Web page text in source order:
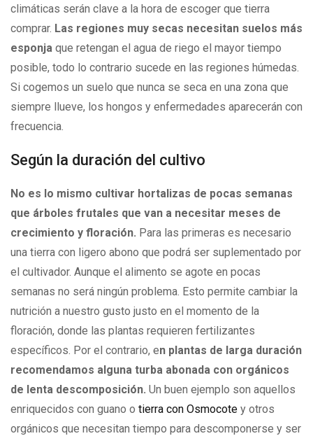
climáticas serán clave a la hora de escoger que tierra
comprar. Las regiones muy secas necesitan suelos más
esponja que retengan el agua de riego el mayor tiempo
posible, todo lo contrario sucede en las regiones húmedas.
Si cogemos un suelo que nunca se seca en una zona que
siempre llueve, los hongos y enfermedades aparecerán con
frecuencia.
Según la duración del cultivo
No es lo mismo cultivar hortalizas de pocas semanas
que árboles frutales que van a necesitar meses de
crecimiento y floración. Para las primeras es necesario
una tierra con ligero abono que podrá ser suplementado por
el cultivador. Aunque el alimento se agote en pocas
semanas no será ningún problema. Esto permite cambiar la
nutrición a nuestro gusto justo en el momento de la
floración, donde las plantas requieren fertilizantes
específicos. Por el contrario, en plantas de larga duración
recomendamos alguna turba abonada con orgánicos
de lenta descomposición. Un buen ejemplo son aquellos
enriquecidos con guano o tierra con Osmocote y otros
orgánicos que necesitan tiempo para descomponerse y ser